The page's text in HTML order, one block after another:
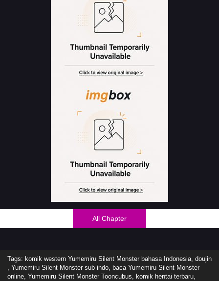
All Chapter
Tags: komik western Yumemiru Silent Monster bahasa Indonesia, doujin
, Yumemiru Silent Monster sub indo, baca Yumemiru Silent Monster
online, Yumemiru Silent Monster Tooncubus, komik hentai terbaru,